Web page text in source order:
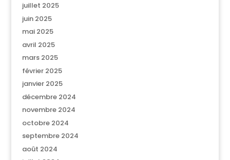
juillet 2025
juin 2025
mai 2025
avril 2025
mars 2025
février 2025
janvier 2025
décembre 2024
novembre 2024
octobre 2024
septembre 2024
août 2024